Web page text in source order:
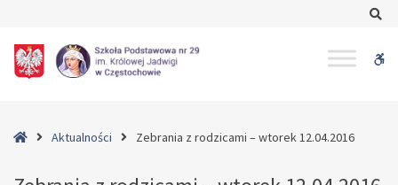
rodzicami
12.04.2016
HomeAktualności Zebrania z rodzicami – wtorek 12.04.2016